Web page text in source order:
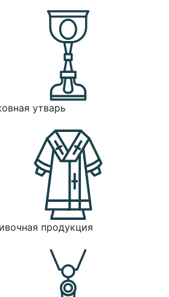
утварь
продукция